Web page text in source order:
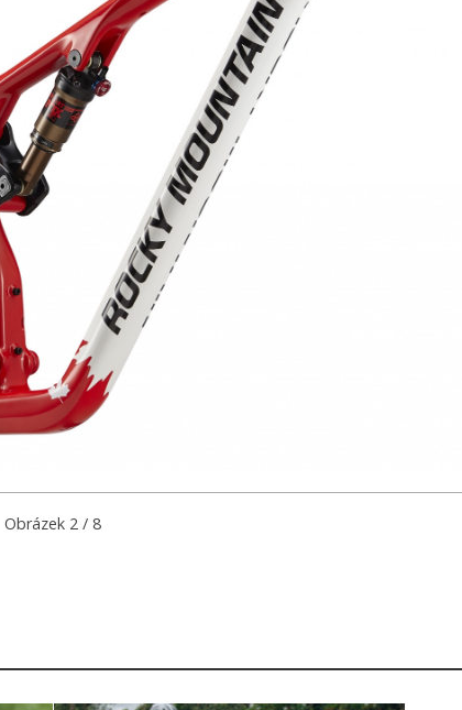
Obrázek 2 / 8